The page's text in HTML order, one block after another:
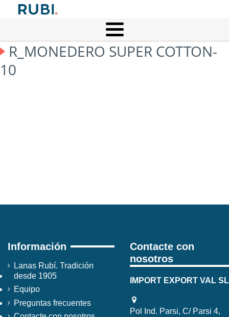
R_MONEDERO SUPER COTTON-
10
Información
Lanas Rubí. Tradición
desde 1905
Equipo
Preguntas frecuentes
Contacte con
nosotros
IMPORT EXPORT VAL SL
Pol Ind. Parsi, C/ Parsi 4,